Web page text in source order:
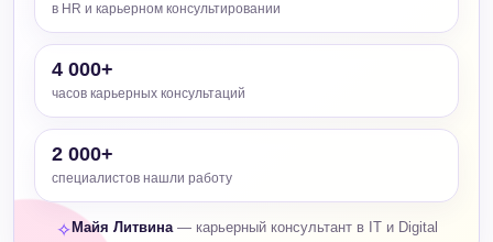
в HR и карьерном консультировании
4 000+
часов карьерных консультаций
2 000+
специалистов нашли работу
✧ Майя Литвина— карьерный консультант в IT и Digital